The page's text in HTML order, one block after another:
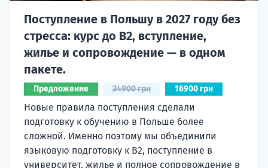
Поступление в Польшу в 2027 году без
стресса: курс до B2, вступление,
жилье и сопровождение — в одном
пакете.
Предложение 34900 грн 16900 грн
Новые правила поступления сделали
подготовку к обучению в Польше более
сложной. Именно поэтому мы объединили
языковую подготовку к В2, поступление в
университет, жилье и полное сопровождение в